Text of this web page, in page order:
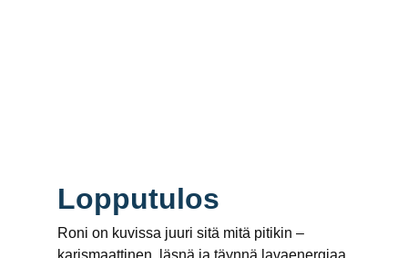
Lopputulos
Roni on kuvissa juuri sitä mitä pitikin –
karismaattinen, läsnä ja täynnä lavaenergiaa.